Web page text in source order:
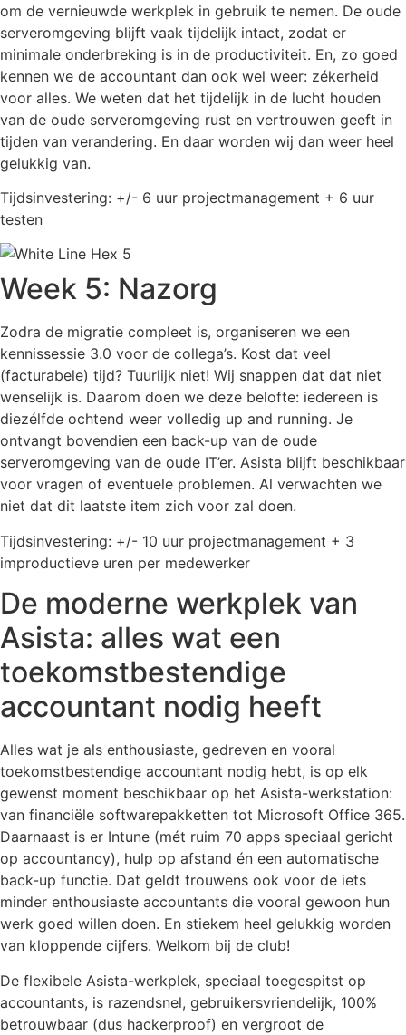
om de vernieuwde werkplek in gebruik te nemen. De oude
serveromgeving blijft vaak tijdelijk intact, zodat er
minimale onderbreking is in de productiviteit. En, zo goed
kennen we de accountant dan ook wel weer: zékerheid
voor alles. We weten dat het tijdelijk in de lucht houden
van de oude serveromgeving rust en vertrouwen geeft in
tijden van verandering. En daar worden wij dan weer heel
gelukkig van.
Tijdsinvestering: +/- 6 uur projectmanagement + 6 uur
testen
Week 5: Nazorg
Zodra de migratie compleet is, organiseren we een
kennissessie 3.0 voor de collega’s. Kost dat veel
(facturabele) tijd? Tuurlijk niet! Wij snappen dat dat niet
wenselijk is. Daarom doen we deze belofte: iedereen is
diezélfde ochtend weer volledig up and running. Je
ontvangt bovendien een back-up van de oude
serveromgeving van de oude IT’er. Asista blijft beschikbaar
voor vragen of eventuele problemen. Al verwachten we
niet dat dit laatste item zich voor zal doen.
Tijdsinvestering: +/- 10 uur projectmanagement + 3
improductieve uren per medewerker
De moderne werkplek van
Asista: alles wat een
toekomstbestendige
accountant nodig heeft
Alles wat je als enthousiaste, gedreven en vooral
toekomstbestendige accountant nodig hebt, is op elk
gewenst moment beschikbaar op het Asista-werkstation:
van financiële softwarepakketten tot Microsoft Office 365.
Daarnaast is er Intune (mét ruim 70 apps speciaal gericht
op accountancy), hulp op afstand én een automatische
back-up functie. Dat geldt trouwens ook voor de iets
minder enthousiaste accountants die vooral gewoon hun
werk goed willen doen. En stiekem heel gelukkig worden
van kloppende cijfers. Welkom bij de club!
De flexibele Asista-werkplek, speciaal toegespitst op
accountants, is razendsnel, gebruikersvriendelijk, 100%
betrouwbaar (dus hackerproof) en vergroot de